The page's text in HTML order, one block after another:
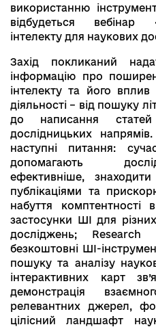
використанню
відбудеться вебінар
інтелекту для наукових
Захід покликаний
інформацію про
інтелекту та його
діяльності – від пошуку
до написання
дослідницьких
наступні питання:
допомагають
ефективніше,
публікаціями та
набуття комптентності
застосунки ШІ для
досліджень;
безкоштовні ШІ-
пошуку та аналізу
інтерактивних карт
демонстрація
релевантних джерел,
цілісний ландшафт